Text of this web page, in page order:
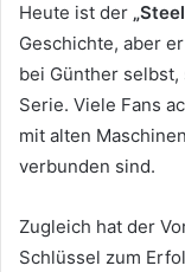
Heute ist der
Geschichte, aber
bei Günther
Serie. Viele Fans
mit alten
verbunden sind.
Zugleich hat der
Schlüssel zum